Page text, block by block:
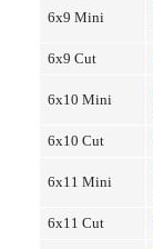
6x9 Mini
6x9 Cut
6x10 Mini
6x10 Cut
6x11 Mini
6x11 Cut